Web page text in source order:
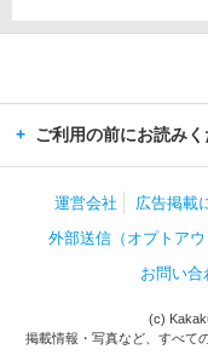
ご利用の前にお読みく
運営会社 広告掲載
外部送信（オプトアウ
お問い合
(c)
掲載情報・写真など、すべて